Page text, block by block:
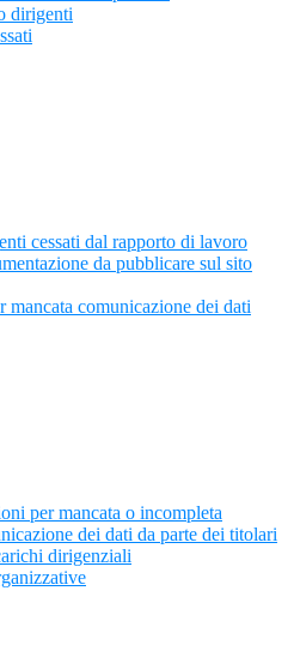
dirigenti
cessati dal rapporto di lavoro
da pubblicare sul sito
mancata comunicazione dei dati
per mancata o incompleta
dei dati da parte dei titolari
dirigenziali